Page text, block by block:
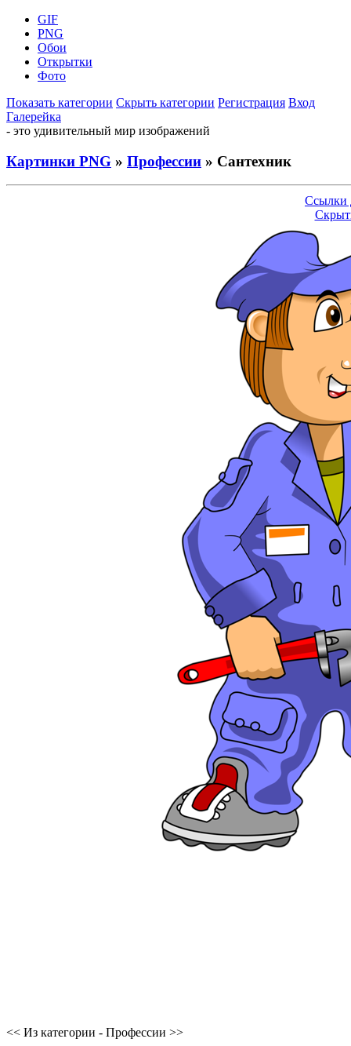
GIF
PNG
Обои
Открытки
Фото
Показать категории Скрыть категории Регистрация Вход
Галерейка
- это удивительный мир изображений
Картинки PNG » Профессии » Сантехник
Ссылки
<< Из категории - Профессии >>